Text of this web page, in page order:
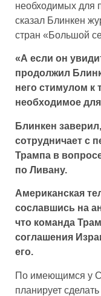
необходимых для
сказал Блинкен
стран «Большой
«А если он
продолжил
него стимулом к
необходимое
Блинкен
сотрудничает с
Трампа в
по Ливану.
Американская
сославшись на
что команда
соглашения
его.
По имеющимся у
планирует